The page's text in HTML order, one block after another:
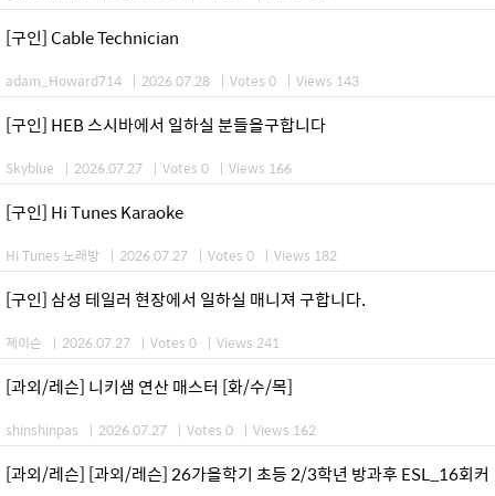
[구인] Cable Technician
adam_Howard714 | 2026.07.28 | Votes 0 | Views 143
[구인] HEB 스시바에서 일하실 분들을구합니다
Skyblue | 2026.07.27 | Votes 0 | Views 166
[구인] Hi Tunes Karaoke
Hi Tunes 노래방 | 2026.07.27 | Votes 0 | Views 182
[구인] 삼성 테일러 현장에서 일하실 매니져 구합니다.
제이슨 | 2026.07.27 | Votes 0 | Views 241
[과외/레슨] 니키샘 연산 매스터 [화/수/목]
shinshinpas | 2026.07.27 | Votes 0 | Views 162
[과외/레슨] [과외/레슨] 26가을학기 초등 2/3학년 방과후 ESL_16회커